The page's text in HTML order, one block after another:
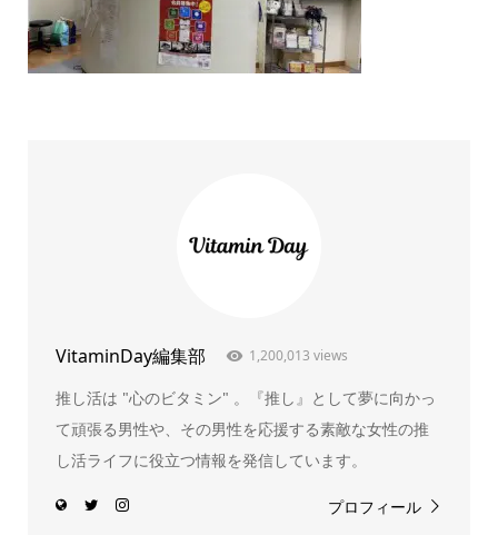
VitaminDay編集部 1,200,013 views
推し活は "心のビタミン" 。『推し』として夢に向かっ
て頑張る男性や、その男性を応援する素敵な女性の推
し活ライフに役立つ情報を発信しています。
プロフィール